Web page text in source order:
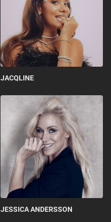
JACQLINE
JESSICA ANDERSSON